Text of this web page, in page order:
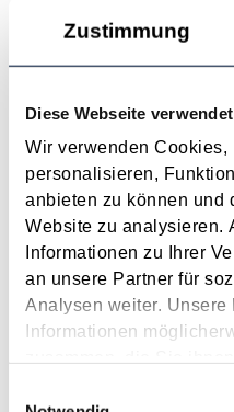
Zustimmung
Diese Webseite
Wir verwenden Cookies,
personalisieren,
anbieten zu können und
Website zu analysieren.
Informationen zu Ihrer
an unsere Partner für
Analysen weiter. Unsere
Informationen
Steuer-Check sein. Durch gezielte Maßnahmen vor
Jahresende kann man die
Risiken senken. Im
Vorweg sei festgehalten,
Langtext
empfehlen
Kurz-Info: WiEReG -
Juni 2018
Das Wirtschaftliche Eigentümer Registergesetz (WiEReG)
kommt nicht aus den